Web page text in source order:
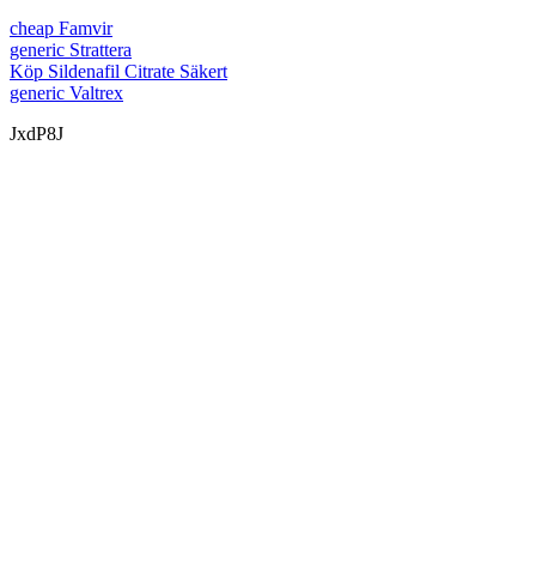
cheap Famvir
generic Strattera
Köp Sildenafil Citrate Säkert
generic Valtrex
JxdP8J